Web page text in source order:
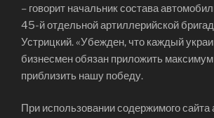
– говорит начальник состава
45-й отдельной артиллерийской
Устрицкий. «Убежден, что каждый
бизнесмен обязан приложить
приблизить нашу победу.
При использовании содержимого сайта